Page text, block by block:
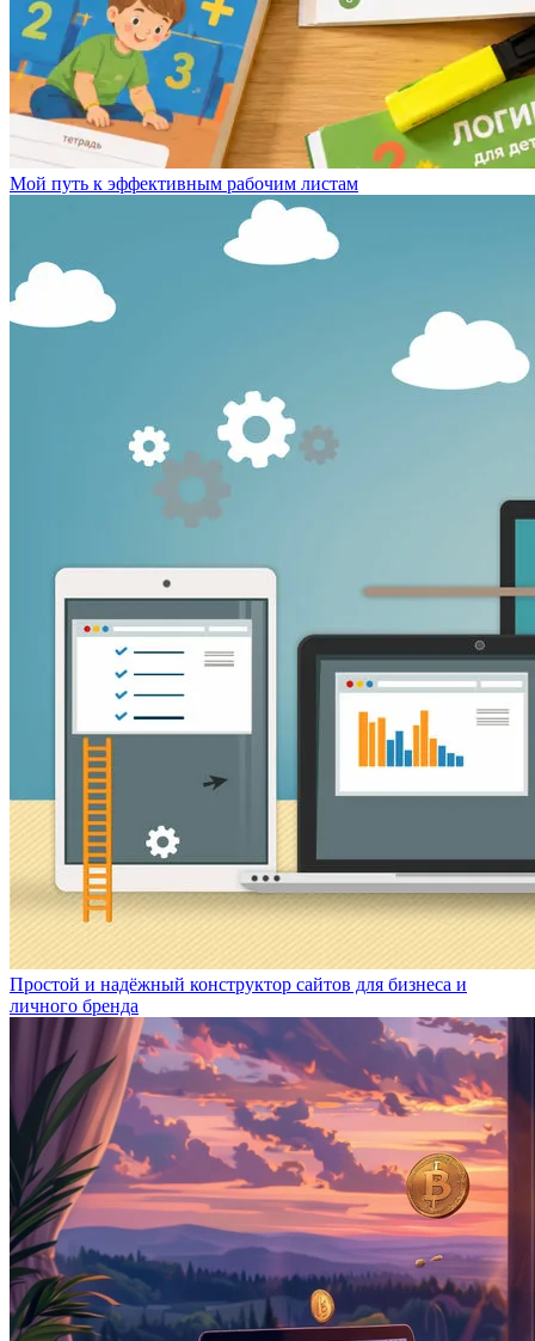
Мой путь к эффективным рабочим листам
Простой и надёжный конструктор сайтов для бизнеса и
личного бренда